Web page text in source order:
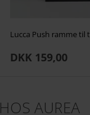
Lucca Push ramme til
DKK 159,00
AUREA